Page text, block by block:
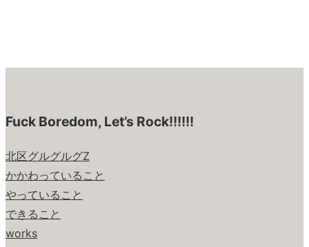
Fuck Boredom, Let’s Rock!!!!!!
北区グルグルグZ
かかわっていること
やっていること
できること
works